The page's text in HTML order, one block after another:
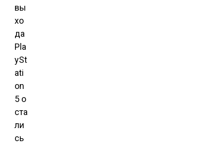
вы
хо
да
Pla
ySt
ati
on
5 о
ста
ли
сь